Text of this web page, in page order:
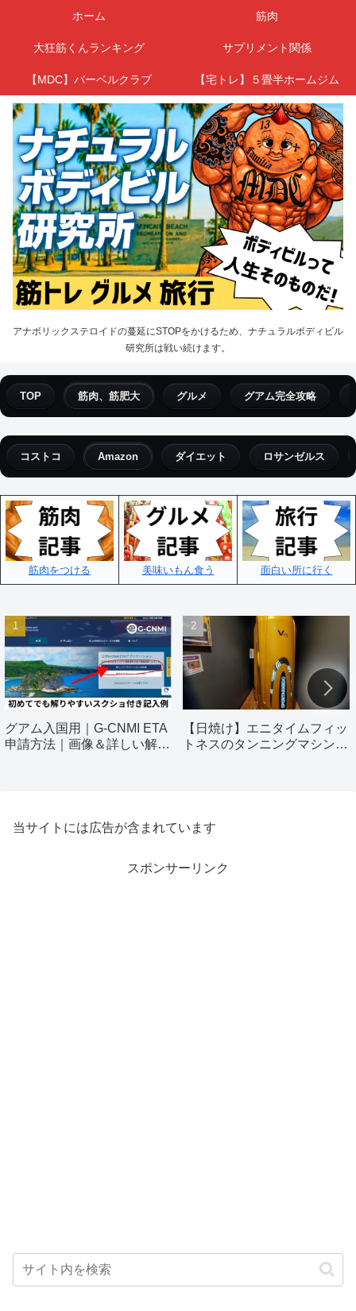
アナボリックステロイドの蔓延にSTOPをかけるため、ナチュラルボディビル
研究所は戦い続けます。
ホーム 筋肉
大狂筋くんランキング サプリメント関係
【MDC】バーベルクラブ 【宅トレ】５畳半ホームジム
TOP 筋肉、筋肥大 グルメ グアム完全攻略
コストコ Amazon ダイエット ロサンゼルス
筋肉をつける 美味いもん食う 面白い所に行く
グアム入国用｜G-CNMI ETA
申請方法｜画像＆詳しい解説
【日焼け】エニタイムフィッ
トネスのタンニングマシン使
当サイトには広告が含まれています
スポンサーリンク